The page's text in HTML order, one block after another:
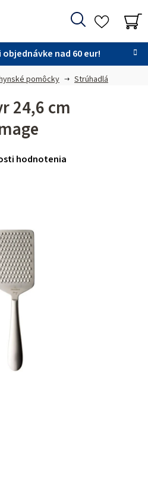
nad 60 eur!
Hľadať
pomôcky Strúhadlá
24,6 cm
hodnotenia